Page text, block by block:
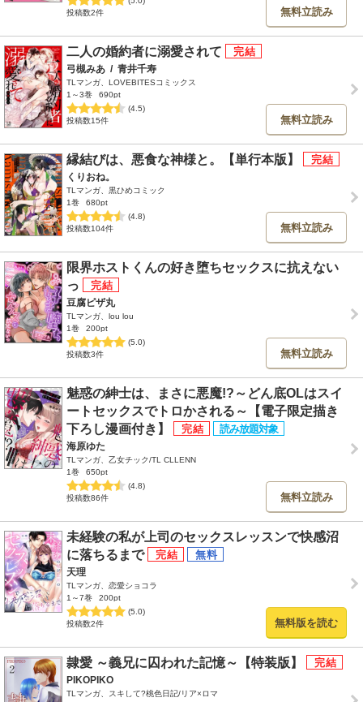
投稿数2件
無料立読み
二人の婚約者に溺愛されて
弓槻みあ / 青井千寿
TLマンガ、LOVEBITESコミックス
1～3巻
690pt
(4.5)
投稿数15件
無料立読み
縁結びは、悪食な神様と。【単行本版】
くりおね。
TLマンガ、黒ひめコミック
1巻
680pt
(4.8)
投稿数104件
無料立読み
限界ホストくんの好き堕ちセックスに抗えない
っ
豆腐ピザ丸
TLマンガ、lou lou
1巻
200pt
(5.0)
投稿数3件
無料立読み
魅惑の紳士は、まさに悪魔!?～どん底OLはスイ
ートセックスでトロかされる～【電子限定描き
下ろし漫画付き】
海原ゆた
TLマンガ、乙女チック/TL CLLENN
1巻
650pt
(4.8)
投稿数86件
無料立読み
未経験の私が上司のセックスレッスンで快感沼
に落ちるまで
天理
TLマンガ、恋愛ショコラ
1～7巻
200pt
(5.0)
投稿数2件
無料版を読む
隷愛 ～義兄に囚われた記憶～【特装版】
PIKOPIKO
TLマンガ、スキして?桃色日記/リア×ロマ